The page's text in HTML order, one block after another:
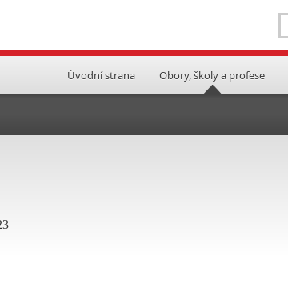
Úvodní strana Obory, školy a profese